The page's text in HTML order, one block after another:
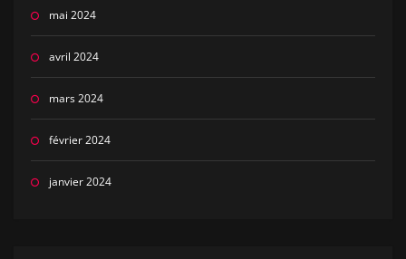
mai 2024
avril 2024
mars 2024
février 2024
janvier 2024